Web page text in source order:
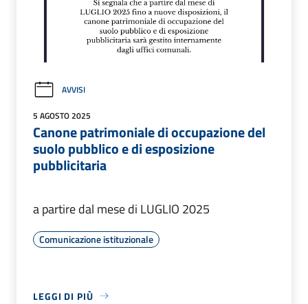
AVVISI
5 AGOSTO 2025
Canone patrimoniale di occupazione del
suolo pubblico e di esposizione
pubblicitaria
a partire dal mese di LUGLIO 2025
Comunicazione istituzionale
LEGGI DI PIÙ